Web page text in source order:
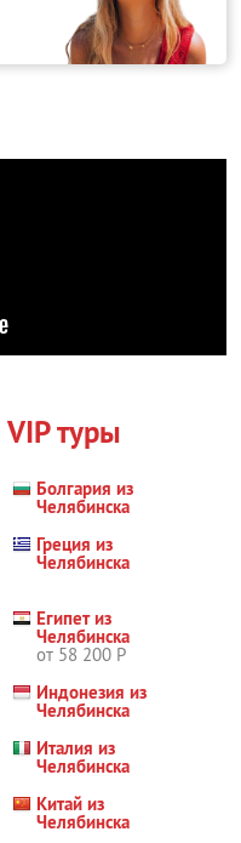
VIP туры
Болгария из
Челябинска
Греция из
Челябинска
Египет из
Челябинска
от 58 200 Р
Индонезия из
Челябинска
Италия из
Челябинска
Китай из
Челябинска